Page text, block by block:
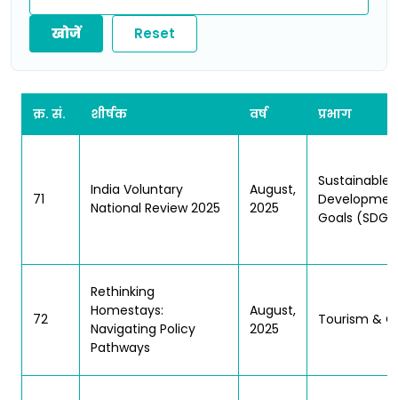
क्र. सं. शीर्षक वर्ष प्रभाग
71
India Voluntary
National Review 2025
August,
2025
Sustainable
Goals
72
Rethinking
Homestays:
Navigating Policy
Pathways
August,
2025
Tourism &